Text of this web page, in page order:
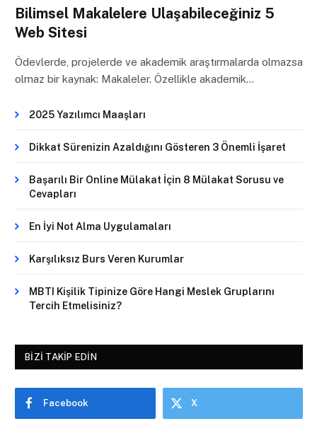
Bilimsel Makalelere Ulaşabileceğiniz 5
Web Sitesi
Ödevlerde, projelerde ve akademik araştırmalarda olmazsa
olmaz bir kaynak: Makaleler. Özellikle akademik…
2025 Yazılımcı Maaşları
Dikkat Sürenizin Azaldığını Gösteren 3 Önemli İşaret
Başarılı Bir Online Mülakat İçin 8 Mülakat Sorusu ve
Cevapları
En İyi Not Alma Uygulamaları
Karşılıksız Burs Veren Kurumlar
MBTI Kişilik Tipinize Göre Hangi Meslek Gruplarını
Tercih Etmelisiniz?
BIZI TAKIP EDIN
Facebook X